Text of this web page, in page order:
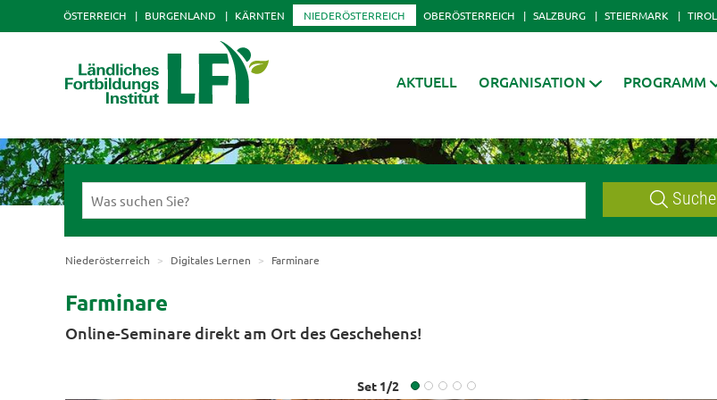
ÖSTERREICH BURGENLAND KÄRNTEN NIEDERÖSTERREICH OBERÖSTERREICH SALZBURG STEIERMARK TIROL
AKTUELL ORGANISATION PROGRAMM
Suche
Niederösterreich Digitales Lernen Farminare
Farminare
Online-Seminare direkt am Ort des Geschehens!
Set 1/2